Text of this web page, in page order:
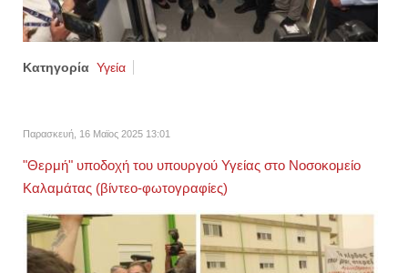
Κατηγορία Υγεία
Παρασκευή, 16 Μαϊος 2025 13:01
"Θερμή" υποδοχή του υπουργού Υγείας στο Νοσοκομείο
Καλαμάτας (βίντεο-φωτογραφίες)